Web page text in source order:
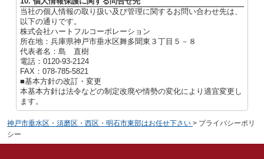
当社の個人情報の取り扱い及び管理に関するお問い合わせ先は、
以下の通りです。
株式会社ハートフルコーポレーション
所在地：兵庫県神戸市垂水区舞多聞東３丁目５－８
代表者名：島 直樹
電話：0120-93-2124
FAX：078-785-5821
■基本方針の改訂・変更
本基本方針は法令などの制定改廃や情勢の変化により適宜変更し
ます。
神戸市垂水区・須磨区・西区・明石市東部はお任せ下さい > プライバシーポリ
シー